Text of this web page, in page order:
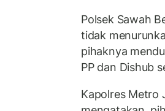
Polsek Sawah
tidak
pihaknya
PP dan Dishub
Kapolres Metro